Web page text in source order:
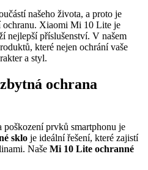
našeho života, a proto je
Xiaomi Mi 10 Lite je
nejlepší příslušenství. V našem
které nejen ochrání vaše
a styl.
ochrana
prvků smartphonu je
sklo je ideální řešení, které zajistí
Naše Mi 10 Lite ochranné